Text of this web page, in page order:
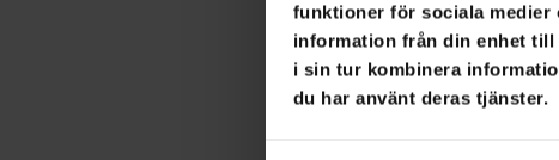
funktioner för sociala medier
information från din enhet till
i sin tur kombinera
du har använt deras tjänster.